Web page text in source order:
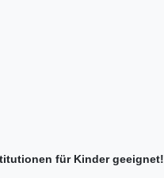
für Kinder geeignet!